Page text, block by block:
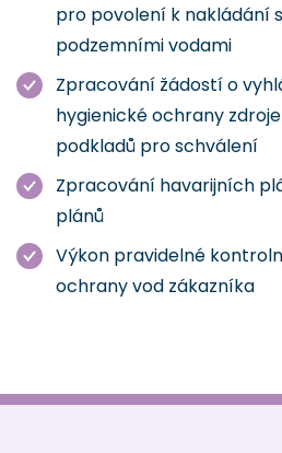
pro povolení k nakládání
podzemními vodami
Zpracování žádostí o
hygienické ochrany
podkladů pro schválení
Zpracování havarijních
plánů
Výkon pravidelné
ochrany vod zákazníka